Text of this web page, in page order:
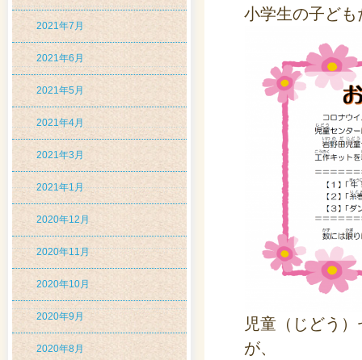
2021年7月
2021年6月
2021年5月
2021年4月
2021年3月
2021年1月
2020年12月
2020年11月
2020年10月
2020年9月
2020年8月
小学生の子ども
児童（じどう
が、